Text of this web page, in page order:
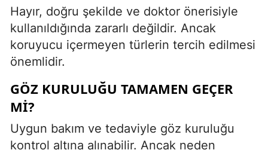
Hayır, doğru şekilde ve doktor önerisiyle
kullanıldığında zararlı değildir. Ancak
koruyucu içermeyen türlerin tercih edilmesi
önemlidir.
GÖZ KURULUĞU TAMAMEN GEÇER
MI?
Uygun bakım ve tedaviyle göz kuruluğu
kontrol altına alınabilir. Ancak neden